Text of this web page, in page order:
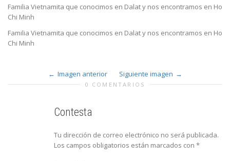
Familia Vietnamita que conocimos en Dalat y nos encontramos en Ho
Chi Minh
Familia Vietnamita que conocimos en Dalat y nos encontramos en Ho
Chi Minh
Imagen anterior Siguiente imagen
0 COMENTARIOS
Contesta
Tu dirección de correo electrónico no será publicada.
Los campos obligatorios están marcados con *